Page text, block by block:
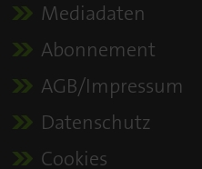
Mediadaten
Abonnement
AGB/Impressum
Datenschutz
Cookies